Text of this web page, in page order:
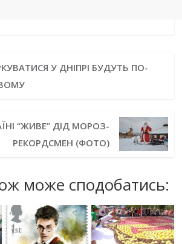
У ДНІПРІ БУДУТЬ ПО-
“ЖИВЕ” ДІД МОРОЗ-
РЕКОРДСМЕН (ФОТО)
може сподобатись: